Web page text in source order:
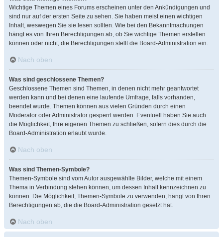
Wichtige Themen eines Forums erscheinen unter den Ankündigungen und
sind nur auf der ersten Seite zu sehen. Sie haben meist einen wichtigen
Inhalt, weswegen Sie sie lesen sollten. Wie bei den Bekanntmachungen
hängt es von Ihren Berechtigungen ab, ob Sie wichtige Themen erstellen
können oder nicht; die Berechtigungen stellt die Board-Administration ein.
Nach oben
Was sind geschlossene Themen?
Geschlossene Themen sind Themen, in denen nicht mehr geantwortet
werden kann und bei denen eine laufende Umfrage, falls vorhanden,
beendet wurde. Themen können aus vielen Gründen durch einen
Moderator oder Administrator gesperrt werden. Eventuell haben Sie auch
die Möglichkeit, Ihre eigenen Themen zu schließen, sofern dies durch die
Board-Administration erlaubt wurde.
Nach oben
Was sind Themen-Symbole?
Themen-Symbole sind vom Autor ausgewählte Bilder, welche mit einem
Thema in Verbindung stehen können, um dessen Inhalt kennzeichnen zu
können. Die Möglichkeit, Themen-Symbole zu verwenden, hängt von Ihren
Berechtigungen ab, die die Board-Administration gesetzt hat.
Nach oben